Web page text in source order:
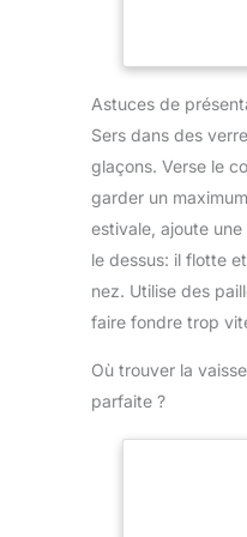
Astuces de
Sers dans des
glaçons. Verse le
garder un
estivale, ajoute
le dessus: il flotte
nez. Utilise des
faire fondre trop
Où trouver la
parfaite ?